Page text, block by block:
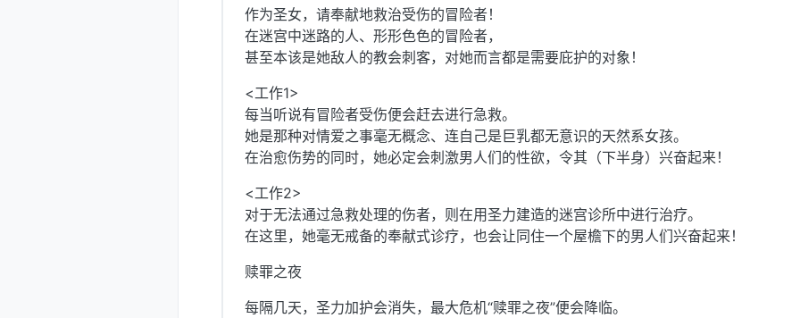
作为圣女，请奉献地救治受伤的冒险者！
在迷宫中迷路的人、形形色色的冒险者，
甚至本该是她敌人的教会刺客，对她而言都是需要庇护的对象！
<工作1>
每当听说有冒险者受伤便会赶去进行急救。
她是那种对情爱之事毫无概念、连自己是巨乳都无意识的天然系女孩。
在治愈伤势的同时，她必定会刺激男人们的性欲，令其（下半身）兴奋起来！
<工作2>
对于无法通过急救处理的伤者，则在用圣力建造的迷宫诊所中进行治疗。
在这里，她毫无戒备的奉献式诊疗，也会让同住一个屋檐下的男人们兴奋起来！
赎罪之夜
每隔几天，圣力加护会消失，最大危机“赎罪之夜”便会降临。